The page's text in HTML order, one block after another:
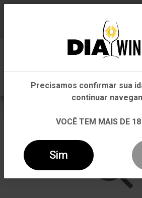
Em que Estado você está?
Pernambuco
Outros Estados
Precisamos confirmar sua
continuar
VOCÊ TEM MAIS DE
Sim